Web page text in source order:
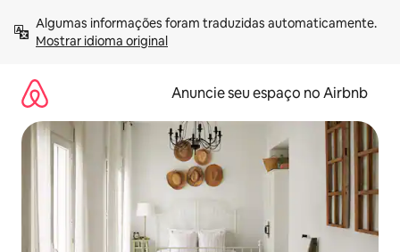
para
Mostrar idioma original
Anuncie seu espaço no Airbnb